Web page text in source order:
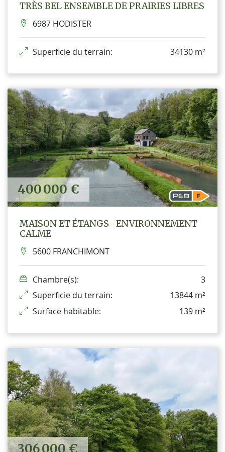
TRÈS BEL ENSEMBLE DE PRAIRIES LIBRES
6987 HODISTER
Superficie du terrain: 34130 m²
400 000 €
MAISON ET ÉTANGS- ENVIRONNEMENT
CALME
5600 FRANCHIMONT
Chambre(s):
3
Superficie du terrain:
13844 m²
Surface habitable:
139 m²